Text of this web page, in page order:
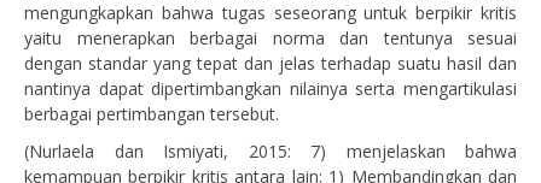
mengungkapkan bahwa tugas seseorang untuk berpikir kritis
yaitu menerapkan berbagai norma dan tentunya sesuai
dengan standar yang tepat dan jelas terhadap suatu hasil dan
nantinya dapat dipertimbangkan nilainya serta mengartikulasi
berbagai pertimbangan tersebut.
(Nurlaela dan Ismiyati, 2015: 7) menjelaskan bahwa
kemampuan berpikir kritis antara lain: 1) Membandingkan dan